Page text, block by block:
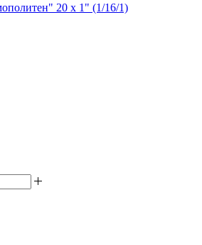
20 х 1" (1/16/1)